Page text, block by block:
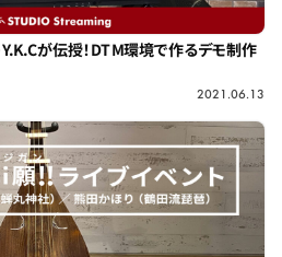
が伝授！DTM環境で作るデモ制作
2021.06.13